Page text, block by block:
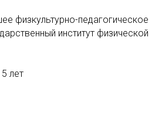
физкультурно-педагогическое
институт физической
лет